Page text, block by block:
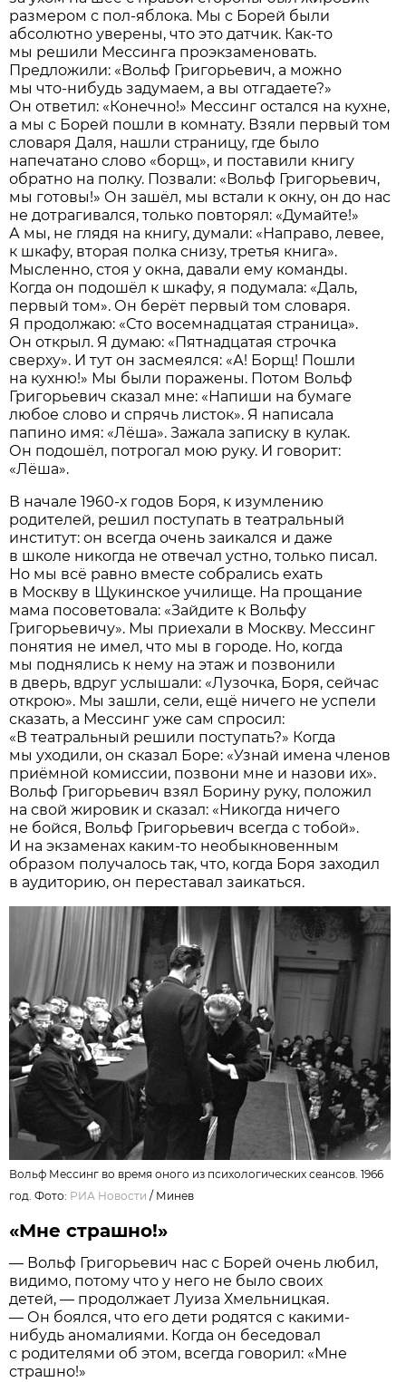
размером с пол-яблока. Мы с Борей были
абсолютно уверены, что это датчик. Как-то
мы решили Мессинга проэкзаменовать.
Предложили: «Вольф Григорьевич, а можно
мы что-нибудь задумаем, а вы отгадаете?»
Он ответил: «Конечно!» Мессинг остался на кухне,
а мы с Борей пошли в комнату. Взяли первый том
словаря Даля, нашли страницу, где было
напечатано слово «борщ», и поставили книгу
обратно на полку. Позвали: «Вольф Григорьевич,
мы готовы!» Он зашёл, мы встали к окну, он до нас
не дотрагивался, только повторял: «Думайте!»
А мы, не глядя на книгу, думали: «Направо, левее,
к шкафу, вторая полка снизу, третья книга».
Мысленно, стоя у окна, давали ему команды.
Когда он подошёл к шкафу, я подумала: «Даль,
первый том». Он берёт первый том словаря.
Я продолжаю: «Сто восемнадцатая страница».
Он открыл. Я думаю: «Пятнадцатая строчка
сверху». И тут он засмеялся: «А! Борщ! Пошли
на кухню!» Мы были поражены. Потом Вольф
Григорьевич сказал мне: «Напиши на бумаге
любое слово и спрячь листок». Я написала
папино имя: «Лёша». Зажала запис­ку в кулак.
Он подошёл, потрогал мою руку. И говорит:
«Лёша».
В начале ­1960-х годов Боря, к изумлению
родителей, решил поступать в театральный
институт: он всегда очень заикался и даже
в школе никогда не отвечал устно, только писал.
Но мы всё равно вместе собрались ехать
в Москву в Щукинское училище. На прощание
мама посоветовала: «Зайдите к Вольфу
Григорьевичу». Мы приехали в Москву. Мессинг
понятия не имел, что мы в городе. Но, когда
мы поднялись к нему на этаж и позвонили
в дверь, вдруг услышали: «Лузочка, Боря, сейчас
открою». Мы зашли, сели, ещё ничего не успели
сказать, а Мессинг уже сам спросил:
«В театральный решили поступать?» Когда
мы уходили, он сказал Боре: «Узнай имена членов
приёмной комиссии, позвони мне и назови их».
Вольф Григорьевич взял Борину руку, положил
на свой жировик и сказал: «Никогда ничего
не бойся, Вольф Григорьевич всегда с тобой».
И на экзаменах каким-то необыкновенным
образом получалось так, что, когда Боря заходил
в аудиторию, он переставал заикаться.
Вольф Мессинг во время оного из психологических сеансов. 1966
год. Фото: РИА Новости / Минев
«Мне страшно!»
— Вольф Григорьевич нас с Борей очень любил,
видимо, потому что у него не было своих
детей, — продолжает Луиза Хмельницкая.
— Он боялся, что его дети родятся с какими-
нибудь аномалиями. Когда он беседовал
с родителями об этом, всегда говорил: «Мне
страшно!»